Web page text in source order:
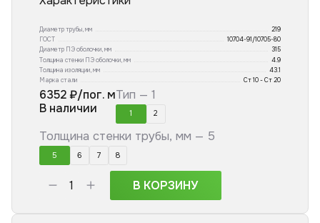
Диаметр трубы, мм
219
ГОСТ
10704-91/10705-80
Диаметр ПЭ оболочки, мм
315
Толщина стенки ПЭ оболочки, мм
4.9
Толщина изоляции, мм
43.1
Марка стали
Ст 10 - Ст 20
6352₽/пог. м
В наличии
Тип — 1
1 2
Толщина стенки трубы, мм — 5
5 6 7 8
В КОРЗИНУ